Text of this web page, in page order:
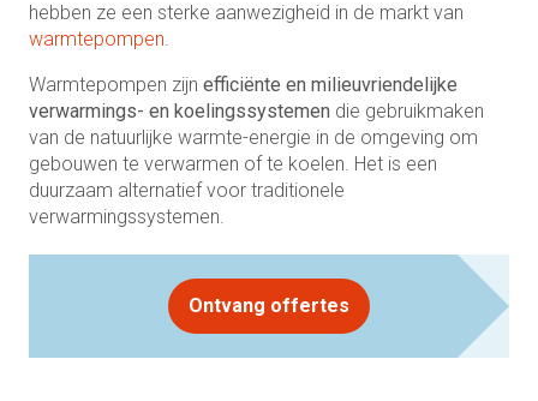
hebben ze een sterke aanwezigheid in de markt van
warmtepompen.
Warmtepompen zijn efficiënte en milieuvriendelijke
verwarmings- en koelingssystemen die gebruikmaken
van de natuurlijke warmte-energie in de omgeving om
gebouwen te verwarmen of te koelen. Het is een
duurzaam alternatief voor traditionele
verwarmingssystemen.
Ontvang offertes